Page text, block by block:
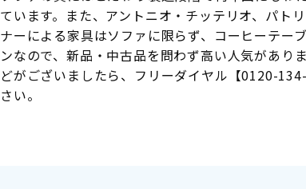
ています。また、アントニオ・チッテリオ、パト
ナーによる家具はソファに限らず、コーヒーテー
ンなので、新品・中古品を問わず高い人気があり
どがございましたら、フリーダイヤル【0120-
さい。